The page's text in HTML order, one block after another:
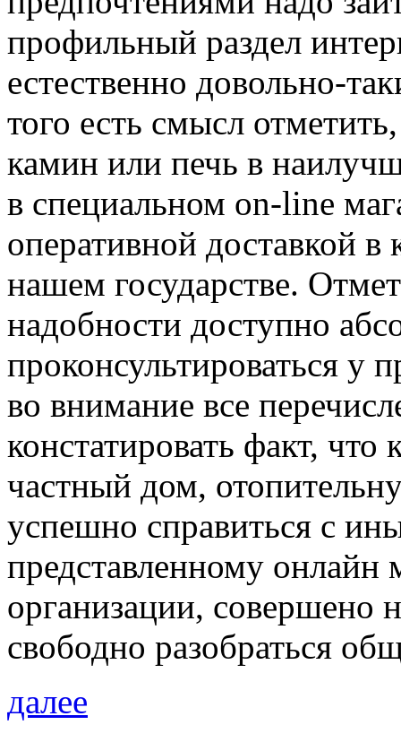
профильный раздел
естественно довольно-
того есть смысл
камин или печь в
в специальном on-line
оперативной доставкой
нашем государстве.
надобности доступно
проконсультироваться у
во внимание все
констатировать факт,
частный дом,
успешно справиться с
представленному онлайн
организации, совершено
свободно разобраться
далее